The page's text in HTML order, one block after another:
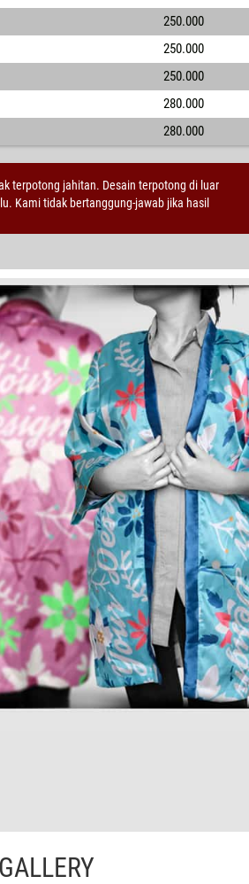
250.000
250.000
250.000
280.000
280.000
terpotong jahitan. Desain terpotong di luar
Kami tidak bertanggung-jawab jika hasil
GALLERY